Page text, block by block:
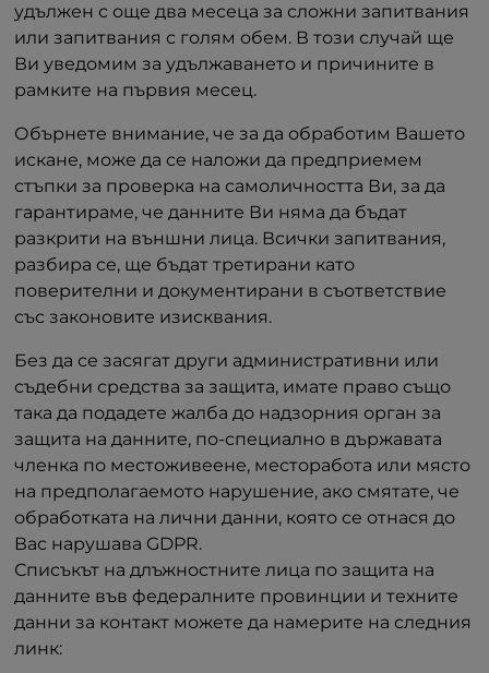
удължен с още два месеца за сложни запитвания
или запитвания с голям обем. В този случай ще
Ви уведомим за удължаването и причините в
рамките на първия месец.
Обърнете внимание, че за да обработим Вашето
искане, може да се наложи да предприемем
стъпки за проверка на самоличността Ви, за да
гарантираме, че данните Ви няма да бъдат
разкрити на външни лица. Всички запитвания,
разбира се, ще бъдат третирани като
поверителни и документирани в съответствие
със законовите изисквания.
Без да се засягат други административни или
съдебни средства за защита, имате право също
така да подадете жалба до надзорния орган за
защита на данните, по-специално в държавата
членка по местоживеене, месторабота или място
на предполагаемото нарушение, ако смятате, че
обработката на лични данни, която се отнася до
Вас нарушава GDPR.
Списъкът на длъжностните лица по защита на
данните във федералните провинции и техните
данни за контакт можете да намерите на следния
линк: